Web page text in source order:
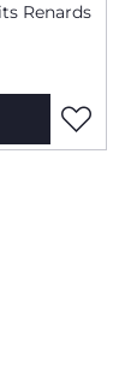
Renards